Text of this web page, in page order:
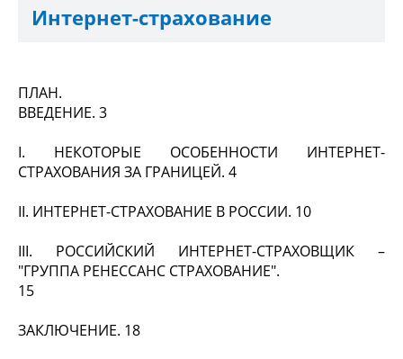
Интернет-страхование
ПЛАН.
ВВЕДЕНИЕ. 3
I. НЕКОТОРЫЕ ОСОБЕННОСТИ ИНТЕРНЕТ-
СТРАХОВАНИЯ ЗА ГРАНИЦЕЙ. 4
II. ИНТЕРНЕТ-СТРАХОВАНИЕ В РОССИИ. 10
III. РОССИЙСКИЙ ИНТЕРНЕТ-СТРАХОВЩИК –
"ГРУППА РЕНЕССАНС СТРАХОВАНИЕ".
15
ЗАКЛЮЧЕНИЕ. 18